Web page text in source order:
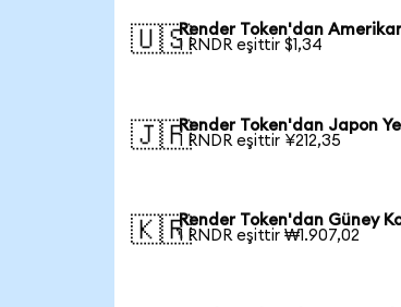
🇺🇸Render Token'dan
1 RNDR eşittir $1,34
🇯🇵Render Token'dan Japon
1 RNDR eşittir ¥212,35
🇰🇷Render Token'dan Güney
1 RNDR eşittir ₩1.907,02